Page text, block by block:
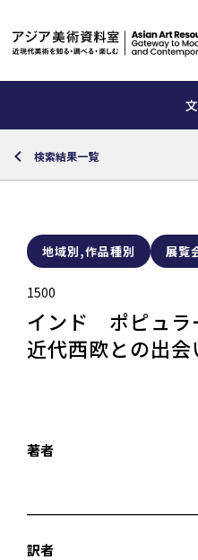
検索結果一覧
地域別,作品種別 展覧
1500
インド ポピュラ
近代西欧との出会
著者
訳者